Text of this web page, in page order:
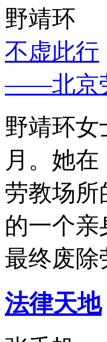
野靖环
不虚此行
——北京
野靖环女
月。她
劳教场所
的一个
最终废除
法律天地